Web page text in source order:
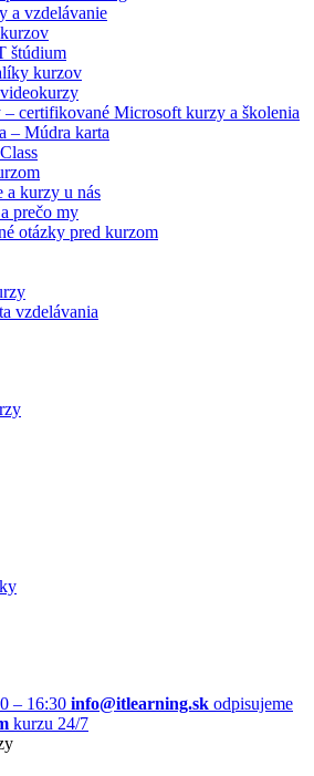
a vzdelávanie
štúdium
kurzov
certifikované Microsoft kurzy a školenia
– Múdra karta
a kurzy u nás
prečo my
otázky pred kurzom
vzdelávania
– 16:30 info@itlearning.sk odpisujeme
kurzu 24/7